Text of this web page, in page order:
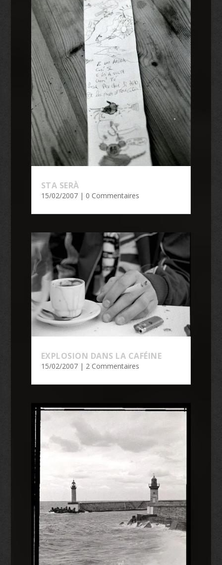
STA SERÀ
15/02/2007| 0 Commentaires
EXPLOSION DANS LA CAFÉINE
15/02/2007| 2 Commentaires